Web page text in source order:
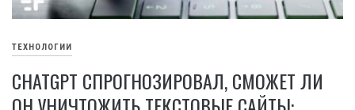
ТЕХНОЛОГИИ
CHATGPT СПРОГНОЗИРОВАЛ, СМОЖЕТ ЛИ